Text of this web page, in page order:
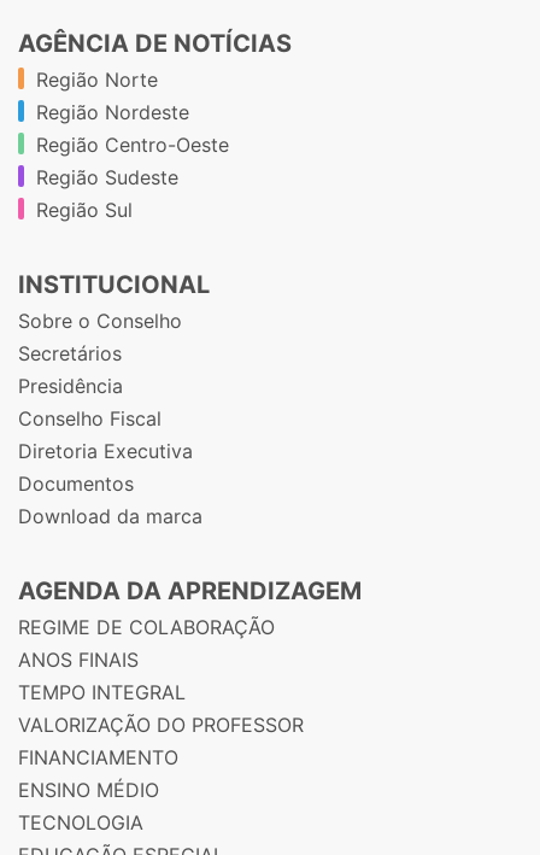
AGÊNCIA DE NOTÍCIAS
Região Norte
Região Nordeste
Região Centro-Oeste
Região Sudeste
Região Sul
INSTITUCIONAL
Sobre o Conselho
Secretários
Presidência
Conselho Fiscal
Diretoria Executiva
Documentos
Download da marca
AGENDA DA APRENDIZAGEM
REGIME DE COLABORAÇÃO
ANOS FINAIS
TEMPO INTEGRAL
VALORIZAÇÃO DO PROFESSOR
FINANCIAMENTO
ENSINO MÉDIO
TECNOLOGIA